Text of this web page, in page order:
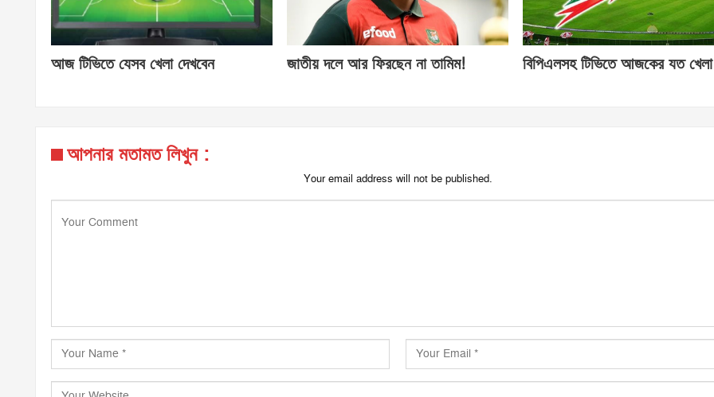
আজ টিভিতে যেসব খেলা দেখবেন জাতীয় দলে আর ফিরছেন না তামিম! বিপিএলসহ টিভিতে আজকের যত খেলা
আপনার মতামত লিখুন :
Your email address will not be published.